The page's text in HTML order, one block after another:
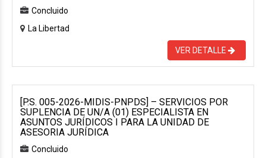
Concluido
La Libertad
VER DETALLE
[P.S. 005-2026-MIDIS-PNPDS] – SERVICIOS POR
SUPLENCIA DE UN/A (01) ESPECIALISTA EN
ASUNTOS JURÍDICOS I PARA LA UNIDAD DE
ASESORIA JURÍDICA
Concluido